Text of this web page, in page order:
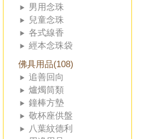
男用念珠
兒童念珠
各式線香
經本念珠袋
佛具用品(108)
追善回向
爐燭筒類
鐘棒方墊
敬杯座供盤
八葉紋德利